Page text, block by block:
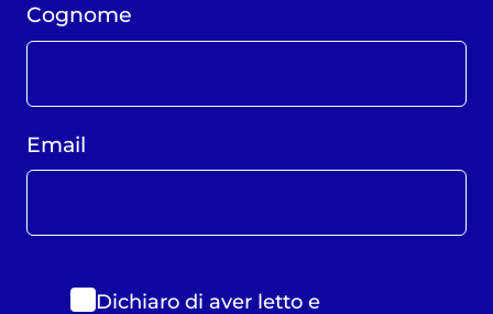
Cognome
Email
Dichiaro di aver letto e